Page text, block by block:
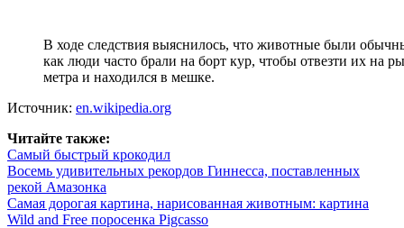
В ходе следствия выяснилось, что животные были
как люди часто брали на борт кур, чтобы отвезти их на
метра и находился в мешке.
Источник: en.wikipedia.org
Читайте также:
Самый быстрый крокодил
Восемь удивительных рекордов Гиннесса, поставленных
рекой Амазонка
Самая дорогая картина, нарисованная животным: картина
Wild and Free поросенка Pigcasso